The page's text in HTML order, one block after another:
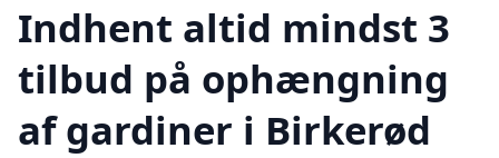
Indhent altid mindst 3
tilbud på ophængning
af gardiner i Birkerød